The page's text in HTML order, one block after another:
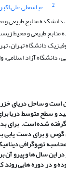
2 عباسعلی علی
منابع طبیعی و
منابع طبیعی و محیط
دانشگاه تهران،
دانشگاه آزاد اسلامی،
با طول حدود 900 کیلومتر، در حاشیه
متوسط دریا برای مدت 20
گرفته شده است. برای
گوس و برای دست
توپوگرافی
در این سالها و پیرو
و در دورههایی روند